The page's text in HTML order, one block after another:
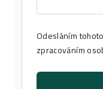
Odesláním
zpracováním